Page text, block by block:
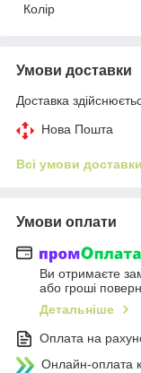
Колір
Умови доставки
Доставка
Нова Пошта
Всі умови доставки
Умови оплати
Ви отримаєте
або гроші
Детальніше
Оплата на
Онлайн-оплата